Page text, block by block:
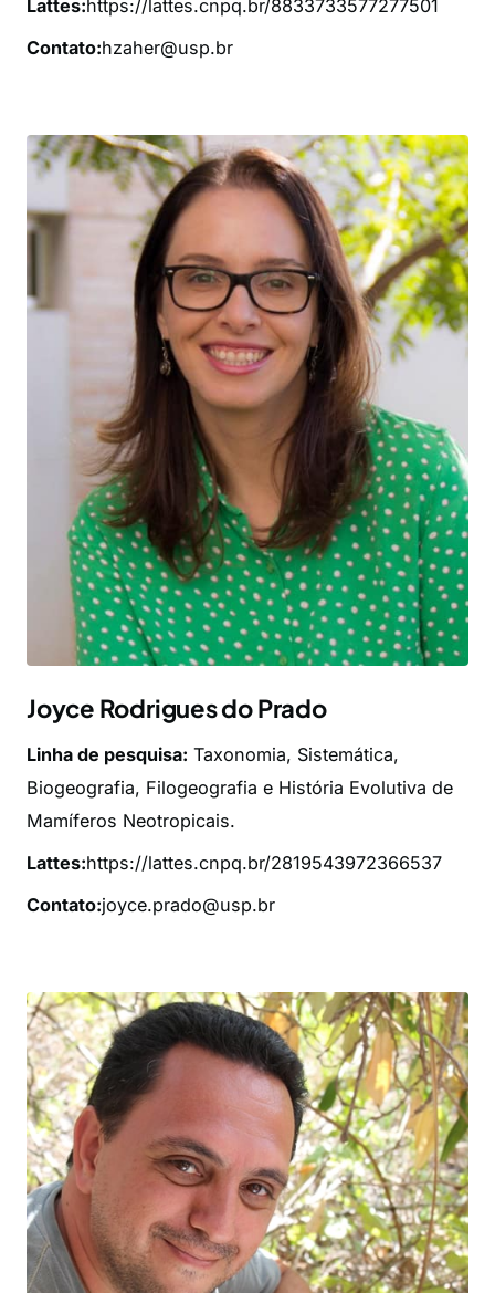
Lattes:https://lattes.cnpq.br/8833733577277501
Contato:hzaher@usp.br
Joyce Rodrigues do Prado
Linha de pesquisa: Taxonomia, Sistemática,
Biogeografia, Filogeografia e História Evolutiva de
Mamíferos Neotropicais.
Lattes:https://lattes.cnpq.br/2819543972366537
Contato:joyce.prado@usp.br